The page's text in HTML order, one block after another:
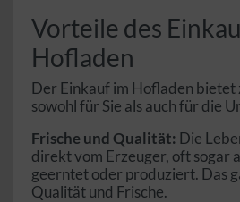
Vorteile des
Hofladen
Der Einkauf im Hofladen
sowohl für Sie als auch für die
Frische und Qualität: Die
direkt vom Erzeuger, oft sogar
geerntet oder produziert. Das
Qualität und Frische.